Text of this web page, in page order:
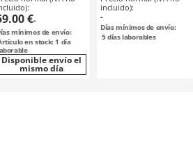
/
€-
mínimos de envío:
en stock: 1 día
Disponible envío el
mismo día
configurable /
aluminio, acero
incluido):
-
Días mínimos de envío:
5días laborables